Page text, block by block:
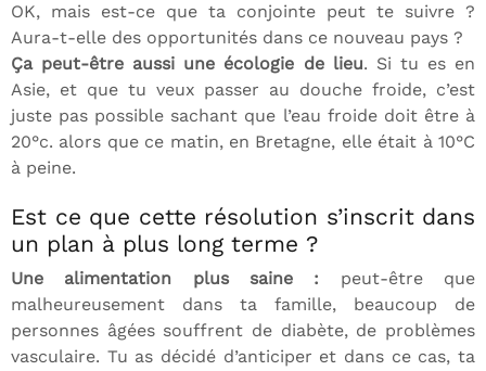
OK, mais est-ce que ta conjointe peut te suivre ?
Aura-t-elle des opportunités dans ce nouveau pays ?
Ça peut-être aussi une écologie de lieu. Si tu es en
Asie, et que tu veux passer au douche froide, c’est
juste pas possible sachant que l’eau froide doit être à
20°c. alors que ce matin, en Bretagne, elle était à 10°C
à peine.
Est ce que cette résolution s’inscrit dans
un plan à plus long terme ?
Une alimentation plus saine : peut-être que
malheureusement dans ta famille, beaucoup de
personnes âgées souffrent de diabète, de problèmes
vasculaire. Tu as décidé d’anticiper et dans ce cas, ta